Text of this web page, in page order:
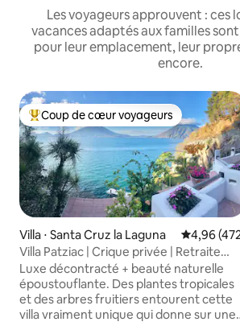
Les voyageurs approuvent : ces
vacances adaptés aux familles
pour leur emplacement, leur
encore.
Coups de cœur voyageurs les plus
Coup de cœur voyageurs
Villa ⋅ Santa Cruz la Laguna
4,96
Villa Patziac | Crique privée | Retraite
sereine
Luxe décontracté + beauté naturelle
époustouflante. Des plantes tropicales
et des arbres fruitiers entourent cette
villa vraiment unique qui donne sur une